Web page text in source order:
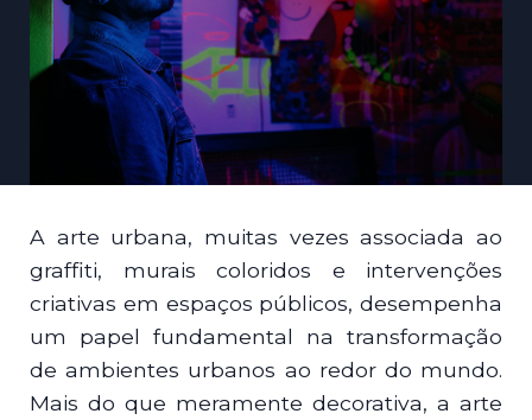
A arte urbana, muitas vezes associada ao
graffiti, murais coloridos e intervenções
criativas em espaços públicos, desempenha
um papel fundamental na transformação
de ambientes urbanos ao redor do mundo.
Mais do que meramente decorativa, a arte